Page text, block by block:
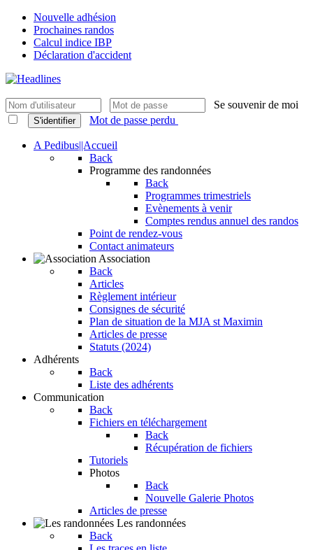
Nouvelle adhésion
Prochaines randos
Calcul indice IBP
Déclaration d'accident
Se souvenir de moi
S'identifier Mot de passe perdu
A Pedibus||Accueil
Back
Programme des randonnées
Back
Programmes trimestriels
Evènements à venir
Comptes rendus annuel des randos
Point de rendez-vous
Contact animateurs
Association
Back
Articles
Règlement intérieur
Consignes de sécurité
Plan de situation de la MJA st Maximin
Articles de presse
Statuts (2024)
Adhérents
Back
Liste des adhérents
Communication
Back
Fichiers en téléchargement
Back
Récupération de fichiers
Tutoriels
Photos
Back
Nouvelle Galerie Photos
Articles de presse
Les randonnées
Back